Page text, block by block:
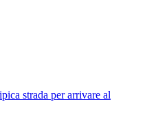
strada per arrivare al